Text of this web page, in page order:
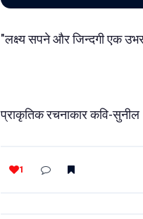
"लक्ष्य सपने और जिन्दगी एक
प्राकृतिक रचनाकार कवि-सुनील
1